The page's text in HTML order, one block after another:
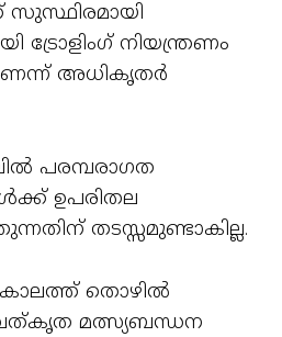
സുസ്ഥിരമായി
ട്രോളിംഗ് നിയന്ത്രണം
അധികൃതർ
പരമ്പരാഗത
ഉപരിതല
തടസ്സമുണ്ടാകില്ല.
കാലത്ത് തൊഴിൽ
മത്സ്യബന്ധന